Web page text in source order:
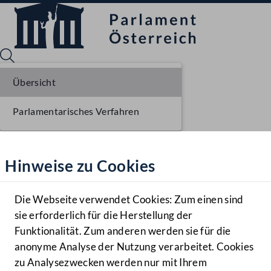
Hilfe
Benutzer
Navigationsmenü öffnen
MENÜ
Hinweise zu Cookies
Die Webseite verwendet Cookies: Zum einen sind
sie erforderlich für die Herstellung der
Funktionalität. Zum anderen werden sie für die
anonyme Analyse der Nutzung verarbeitet. Cookies
zu Analysezwecken werden nur mit Ihrem
Übersicht
Parlamentarisches Verfahren